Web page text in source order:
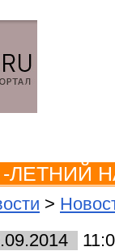
-ЛЕТНИЙ
>